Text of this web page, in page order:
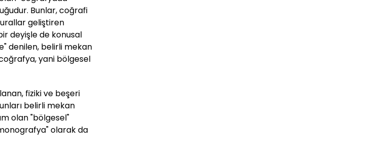
Bunlar, coğrafi
geliştiren
deyişle de konusal
denilen, belirli mekan
yani bölgesel
fiziki ve beşeri
belirli mekan
olan "bölgesel"
olarak da